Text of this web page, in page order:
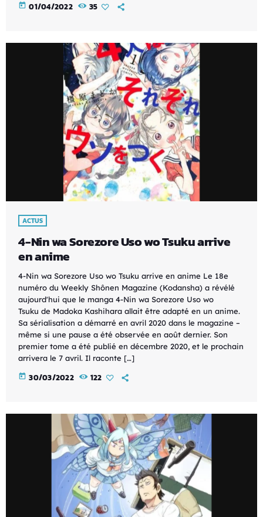
today 01/04/2022 35
ACTUS
4-Nin wa Sorezore Uso wo Tsuku arrive
en anime
4-Nin wa Sorezore Uso wo Tsuku arrive en anime Le 18e
numéro du Weekly Shônen Magazine (Kodansha) a révélé
aujourd'hui que le manga 4-Nin wa Sorezore Uso wo
Tsuku de Madoka Kashihara allait être adapté en un anime.
Sa sérialisation a démarré en avril 2020 dans le magazine –
même si une pause a été observée en août dernier. Son
premier tome a été publié en décembre 2020, et le prochain
arrivera le 7 avril. Il raconte […]
today 30/03/2022 122